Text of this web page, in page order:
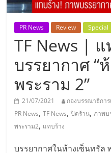
รวม
ธุรกิจ
เอ
ส
เอ็
PR News Review Special
TF News |
บรรยากาศ “
พระราม 2”
21/07/2021 กองบรรณาธิกา
PR News,TF News,ปิดร้าน,ภาพบ
พระราม2, แทบร้าง
บรรยากาศในห้างเซ็นทรัล